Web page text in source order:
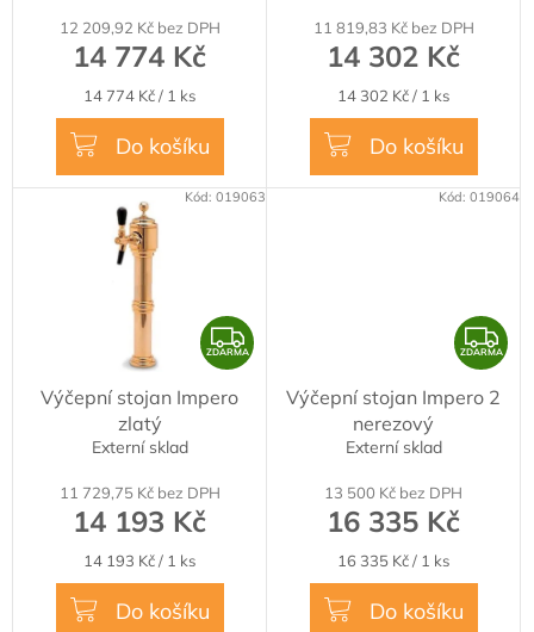
variantách, které umožňují připojení od jednoho až
po čtyři kohouty, což poskytuje flexibilitu a
přizpůsobení potřebám různých barů a restaurací.
Stabilní konstrukce:
I přes svůj elegantní vzhled
stojany Impero nabízejí robustní konstrukci, která
zajišťuje stabilitu a dlouhou životnost. Tento aspekt
je obzvlášť důležitý v prostředích s vysokou
frekvencí používání, kde je kladen důraz na
spolehlivost a odolnost vybavení.
12 209,92 Kč bez DPH
14 774 Kč
Měrná
cena:
14 774 Kč / 1 ks
Do košíku
11 819,83 Kč bez DPH
14 302 Kč
Měrná
cena:
14 302 Kč / 1 ks
Do košíku
Z
D
ZDARMA
Výčepní stojan Impero
zlatý
Externí sklad
11 729,75 Kč bez DPH
14 193 Kč
Měrná
cena:
14 193 Kč / 1 ks
Do košíku
Kód: 019063
Z
D
A
ZDARMA
Výčepní stojan Impero 2
nerezový
Externí sklad
13 500 Kč bez DPH
16 335 Kč
Měrná
cena:
16 335 Kč / 1 ks
Do košíku
Kód: 019064